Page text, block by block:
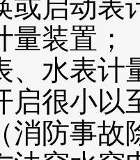
或启动表
装置；
、水表计
启很小以
消防事